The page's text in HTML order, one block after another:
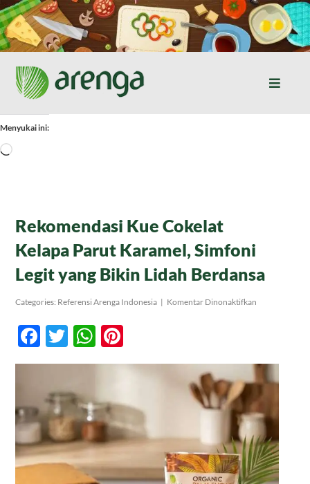
Skip
to
content
Toggle
Home
Tentang Kami
Produk
Kontak
Menyukai ini:
Memuat...
Rekomendasi Kue Cokelat
Kelapa Parut Karamel, Simfoni
Legit yang Bikin Lidah Berdansa
Categories: Referensi Arenga Indonesia | Komentar Dinonaktifkan
Karamel,
Legit
yang
Bikin
Lidah
Berdansa
Facebook
TwitterWhatsApp